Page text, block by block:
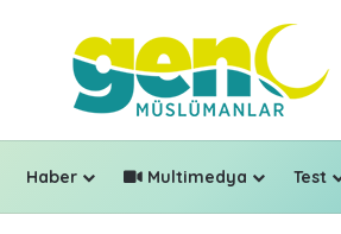
Haber Multimedya Test